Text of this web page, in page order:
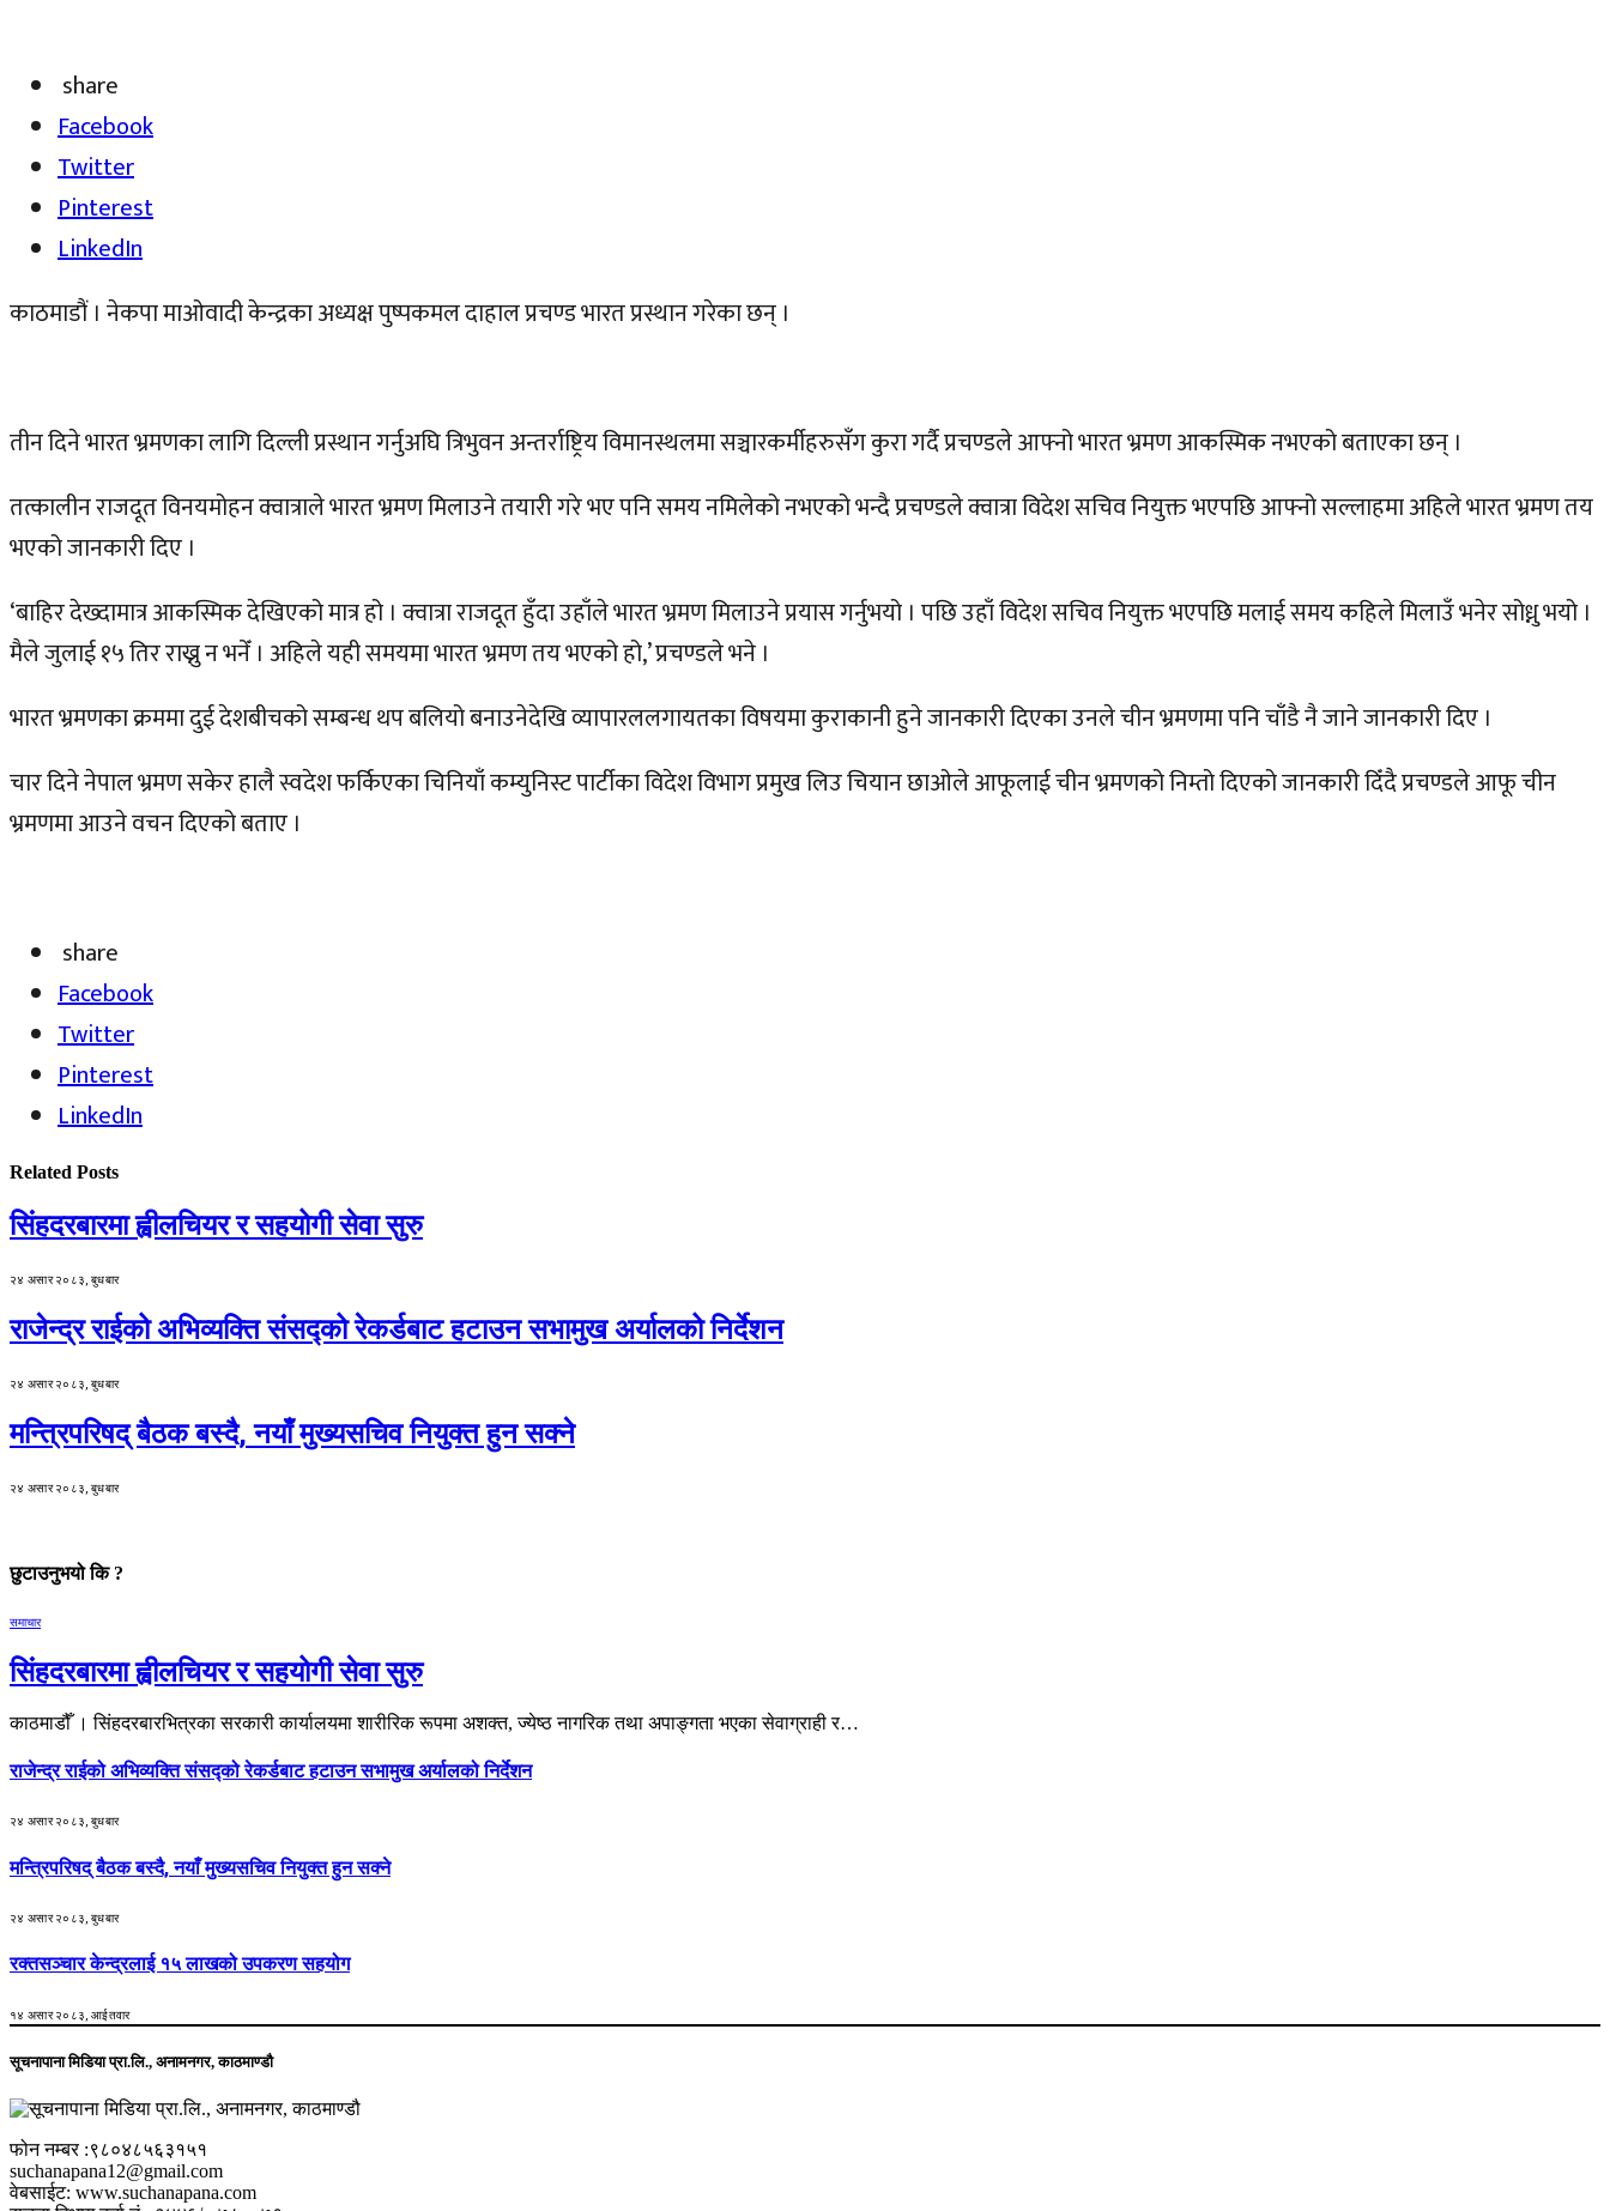
share
Facebook
Twitter
Pinterest
LinkedIn
काठमाडौं । नेकपा माओवादी केन्द्रका अध्यक्ष पुष्पकमल दाहाल प्रचण्ड भारत प्रस्थान गरेका छन् ।
तीन दिने भारत भ्रमणका लागि दिल्ली प्रस्थान गर्नुअघि त्रिभुवन अन्तर्राष्ट्रिय विमानस्थलमा सञ्चारकर्मीहरुसँग कुरा गर्दै प्रचण्डले आफ्नो भारत भ्रमण आकस्मिक नभएको बताएका छन् ।
तत्कालीन राजदूत विनयमोहन क्वात्राले भारत भ्रमण मिलाउने तयारी गरे भए पनि समय नमिलेको नभएको भन्दै प्रचण्डले क्वात्रा विदेश सचिव नियुक्त भएपछि आफ्नो सल्लाहमा अहिले भारत भ्रमण तय
भएको जानकारी दिए ।
‘बाहिर देख्दामात्र आकस्मिक देखिएको मात्र हो । क्वात्रा राजदूत हुँदा उहाँले भारत भ्रमण मिलाउने प्रयास गर्नुभयो । पछि उहाँ विदेश सचिव नियुक्त भएपछि मलाई समय कहिले मिलाउँ भनेर सोध्नु भयो ।
मैले जुलाई १५ तिर राख्नु न भनेँ । अहिले यही समयमा भारत भ्रमण तय भएको हो,’ प्रचण्डले भने ।
भारत भ्रमणका क्रममा दुई देशबीचको सम्बन्ध थप बलियो बनाउनेदेखि व्यापारललगायतका विषयमा कुराकानी हुने जानकारी दिएका उनले चीन भ्रमणमा पनि चाँडै नै जाने जानकारी दिए ।
चार दिने नेपाल भ्रमण सकेर हालै स्वदेश फर्किएका चिनियाँ कम्युनिस्ट पार्टीका विदेश विभाग प्रमुख लिउ चियान छाओले आफूलाई चीन भ्रमणको निम्तो दिएको जानकारी दिँदै प्रचण्डले आफू चीन
भ्रमणमा आउने वचन दिएको बताए ।
share
Facebook
Twitter
Pinterest
LinkedIn
Related Posts
सिंहदरबारमा ह्वीलचियर र सहयोगी सेवा सुरु
२४ असार २०८३, बुधबार
राजेन्द्र राईको अभिव्यक्ति संसद्को रेकर्डबाट हटाउन सभामुख अर्यालको निर्देशन
२४ असार २०८३, बुधबार
मन्त्रिपरिषद् बैठक बस्दै, नयाँ मुख्यसचिव नियुक्त हुन सक्ने
२४ असार २०८३, बुधबार
छुटाउनुभयो कि ?
समाचार
सिंहदरबारमा ह्वीलचियर र सहयोगी सेवा सुरु
काठमाडौँ । सिंहदरबारभित्रका सरकारी कार्यालयमा शारीरिक रूपमा अशक्त, ज्येष्ठ नागरिक तथा अपाङ्गता भएका सेवाग्राही र…
राजेन्द्र राईको अभिव्यक्ति संसद्को रेकर्डबाट हटाउन सभामुख अर्यालको निर्देशन
२४ असार २०८३, बुधबार
मन्त्रिपरिषद् बैठक बस्दै, नयाँ मुख्यसचिव नियुक्त हुन सक्ने
२४ असार २०८३, बुधबार
रक्तसञ्चार केन्द्रलाई १५ लाखको उपकरण सहयोग
१४ असार २०८३, आईतवार
सूचनापाना मिडिया प्रा.लि., अनामनगर, काठमाण्डौ
फोन नम्बर :९८०४८५६३१५१
suchanapana12@gmail.com
वेबसाईट: www.suchanapana.com